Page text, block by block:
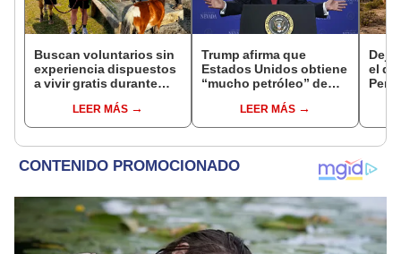
Buscan voluntarios sin
experiencia dispuestos
a vivir gratis durante
cuidar caballos, burros
y otros animales
LEER MÁS
Trump afirma que
Estados Unidos obtiene
“mucho petróleo” de
de Nicolás Maduro
LEER MÁS
Dejó
el